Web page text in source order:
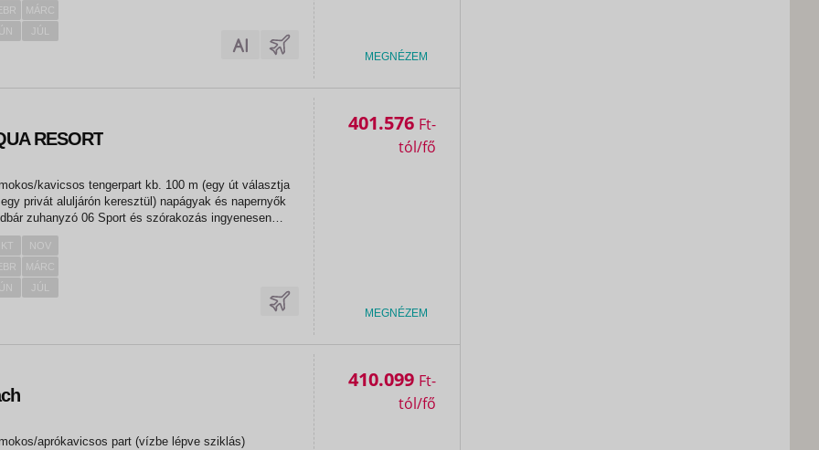
MÁRC
JÚL
MEGNÉZEM
RESORT
kavicsos tengerpart kb. 100 m (egy út választja
privát aluljárón keresztül) napágyak és napernyők
zuhanyzó 06 Sport és szórakozás ingyenesen
diszkó szauna gőzfürdő törökfürdő fitneszterem
NOV
MÁRC
JÚL
401.576 Ft
MEGNÉZEM
aprókavicsos part (vízbe lépve sziklás)
410.099 Ft